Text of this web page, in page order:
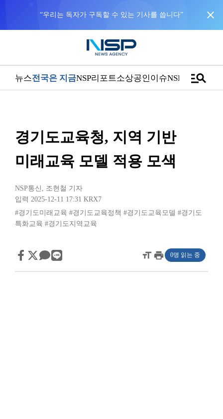
“우리는 독자가 구독할 수 있는 기사를 씁니다” close
뉴스전국은 지금NSP리포트소상공인이슈NSPTVmanage_search
경기도교육청, 지역 기반
미래교육 모델 적용 모색
NSP통신 , 조현철 기자
입력 2025-12-11 17:31 KRX7
#경기도미래교육 #경기도교육정책 #경기도교육모델 #경기도
특화교육 #경기도지역교육
format_sizeprint 0명 읽는 중